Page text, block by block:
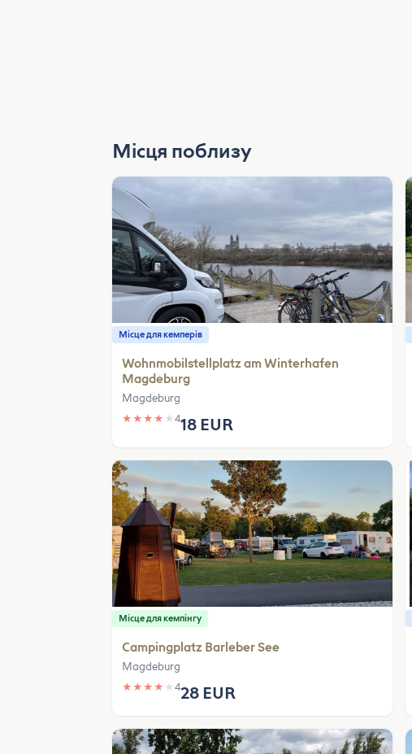
Місця поблизу
Місце для кемперів
Wohnmobilstellplatz am Winterhafen
Magdeburg
Magdeburg
★ ★ ★ ★ ★ 418 EUR
Місце для кемпінгу
Campingplatz Barleber See
Magdeburg
★ ★ ★ ★ ★ 428 EUR